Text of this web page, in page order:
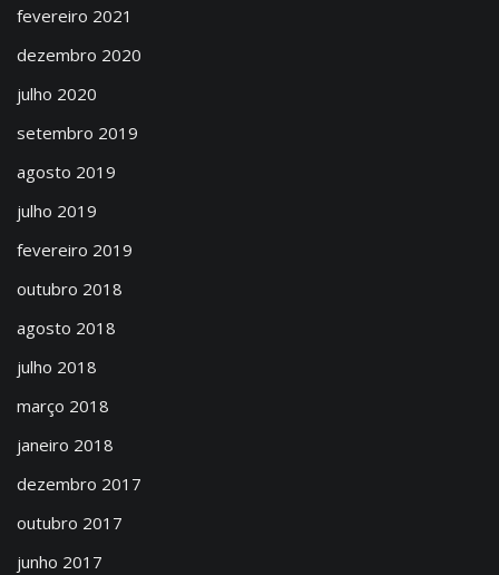
fevereiro 2021
dezembro 2020
julho 2020
setembro 2019
agosto 2019
julho 2019
fevereiro 2019
outubro 2018
agosto 2018
julho 2018
março 2018
janeiro 2018
dezembro 2017
outubro 2017
junho 2017